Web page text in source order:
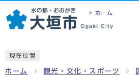
ホーム
現在位置
ホーム 観光・文化・スポーツ